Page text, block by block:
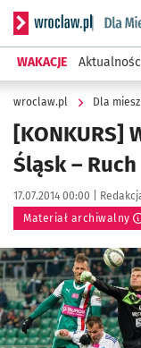
Serwis
WAKACJE
wroclaw.pl Dla
[KONKURS]
Śląsk – Ruch
Data publikacji:
17.07.2014 00:00 | Autor:
Materiał archiwalny
Kliknij, aby